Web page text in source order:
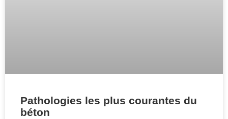
Pathologies les plus courantes du
béton